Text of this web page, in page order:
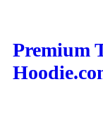
Premium